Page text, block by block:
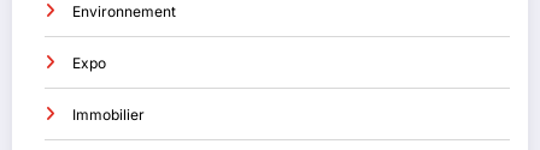
Environnement
Expo
Immobilier